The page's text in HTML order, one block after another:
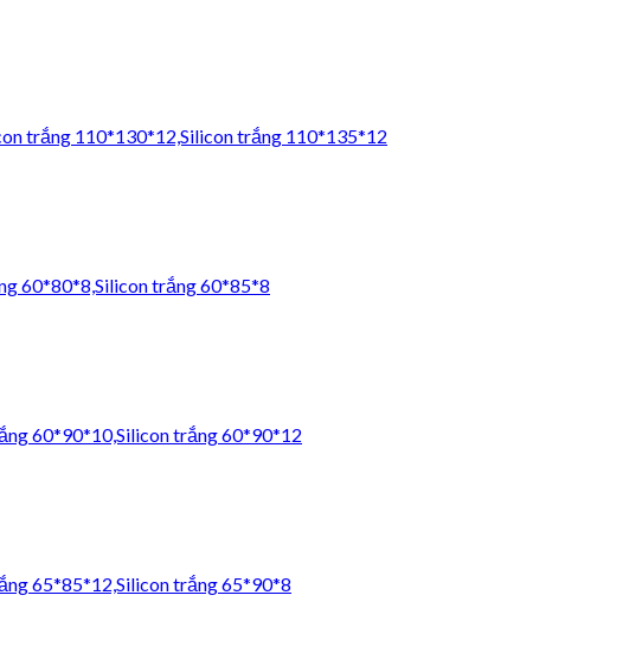
trắng 110*130*12,Silicon trắng 110*135*12
60*80*8,Silicon trắng 60*85*8
60*90*10,Silicon trắng 60*90*12
65*85*12,Silicon trắng 65*90*8